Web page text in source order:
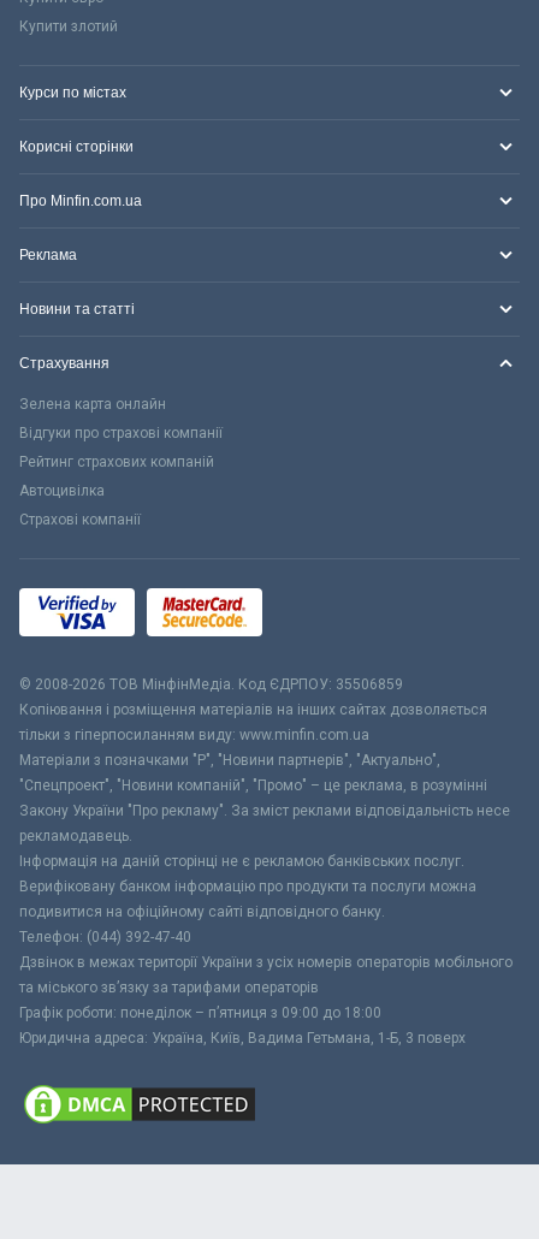
Купити злотий
Курси по містах
Корисні сторінки
Про Minfin.com.ua
Реклама
Новини та статті
Страхування
Зелена карта онлайн
Відгуки про страхові компанії
Рейтинг страхових компаній
Автоцивілка
Страхові компанії
© 2008-2026 ТОВ МiнфiнМедiа. Код ЄДРПОУ: 35506859
Копіювання і розміщення матеріалів на інших сайтах дозволяється
тільки з гіперпосиланням виду: www.minfin.com.ua
Матеріали з позначками "Р", "Новини партнерів", "Актуально",
"Спецпроект", "Новини компаній", "Промо" – це реклама, в розумінні
Закону України "Про рекламу". За зміст реклами відповідальність несе
рекламодавець.
Інформація на даній сторінці не є рекламою банківських послуг.
Верифіковану банком інформацію про продукти та послуги можна
подивитися на офіційному сайті відповідного банку.
Телефон: (044) 392-47-40
Дзвінок в межах території України з усіх номерів операторів мобільного
та міського зв’язку за тарифами операторів
Графік роботи: понеділок – п’ятниця з 09:00 до 18:00
Юридична адреса: Україна, Київ, Вадима Гетьмана, 1-Б, 3 поверх